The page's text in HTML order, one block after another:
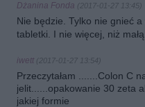
Dżanina Fonda (2017-01-27 13:45)
Nie będzie. Tylko nie gnieć a
tabletki. I nie więcej, niż
iwett (2017-01-27 13:54)
Przeczytałam .......Colon C
jelit......opakowanie 30 zeta
jakiej formie